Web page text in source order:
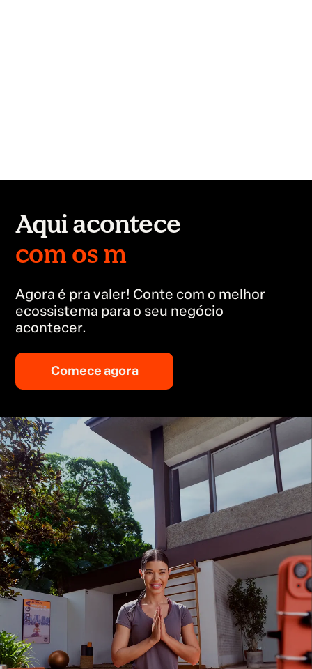
Aqui acontece
no mundo todo.
Agora é pra valer! Conte com o melhor
ecossistema para o seu negócio
acontecer.
Comece agora